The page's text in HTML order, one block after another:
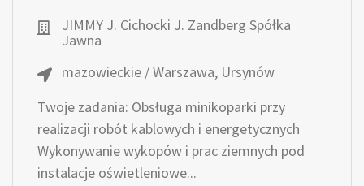
JIMMY J. Cichocki J. Zandberg Spółka
Jawna
mazowieckie / Warszawa, Ursynów
Twoje zadania: Obsługa minikoparki przy
realizacji robót kablowych i energetycznych
Wykonywanie wykopów i prac ziemnych pod
instalacje oświetleniowe...